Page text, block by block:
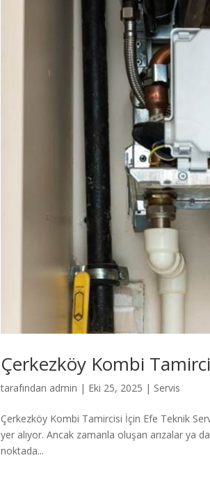
Çerkezköy Kombi
tarafından admin | Eki 25, 2025 | Servis
Çerkezköy Kombi Tamircisi İçin Efe Teknik
yer alıyor. Ancak zamanla oluşan arızalar ya
noktada...